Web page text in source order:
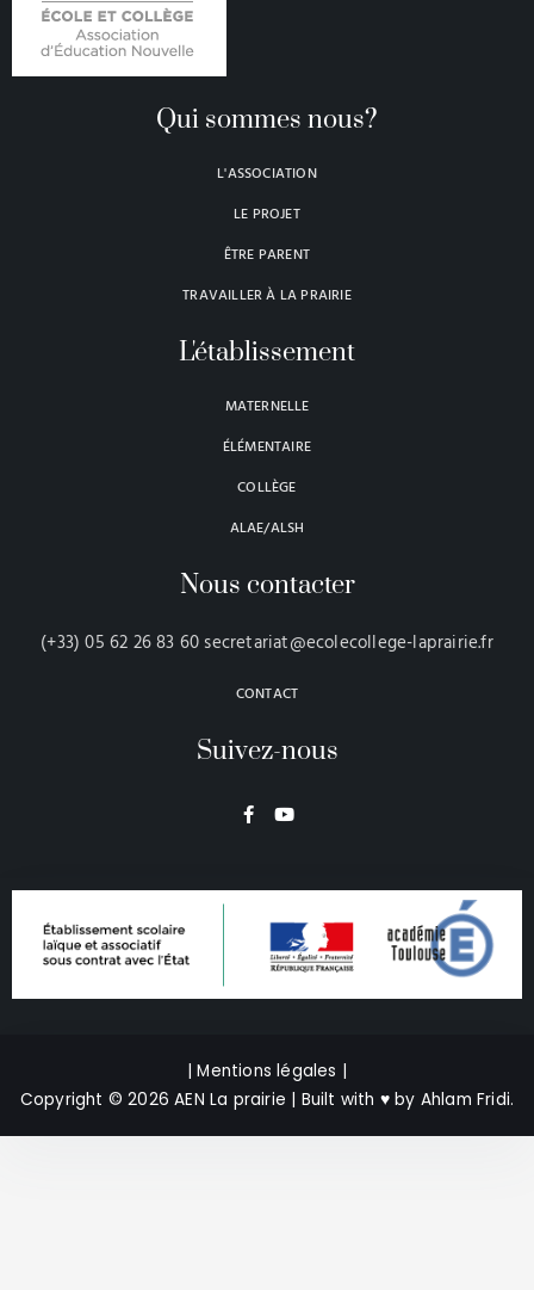
Qui sommes nous?
L'ASSOCIATION
LE PROJET
ÊTRE PARENT
TRAVAILLER À LA PRAIRIE
L'établissement
MATERNELLE
ÉLÉMENTAIRE
COLLÈGE
ALAE/ALSH
Nous contacter
(+33) 05 62 26 83 60 secretariat@ecolecollege-laprairie.fr
CONTACT
Suivez-nous
F
a
o
Y
o
b
| Mentions légales |
Copyright © 2026 AEN La prairie | Built with ♥by Ahlam Fridi.